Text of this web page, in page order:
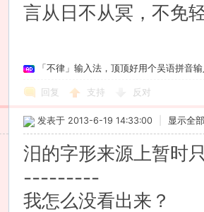
言从日不从冥，不免
「不律」输入法，顶顶好用个吴语拼音
回复 支持 反对
发表于 2013-6-19 14:33:00 显示全
汨的字形来源上暂时
---------
我怎么没看出来？